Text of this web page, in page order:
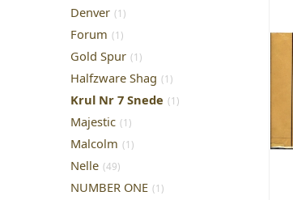
Denver (1)
Forum (1)
Gold Spur (1)
Halfzware Shag (1)
Krul Nr 7 Snede (1)
Majestic (1)
Malcolm (1)
Nelle (49)
NUMBER ONE (1)